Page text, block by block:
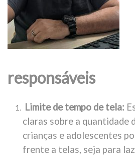
responsáveis
Limite de tempo de tela:
claras sobre a quantidade
crianças e adolescentes
frente a telas, seja para